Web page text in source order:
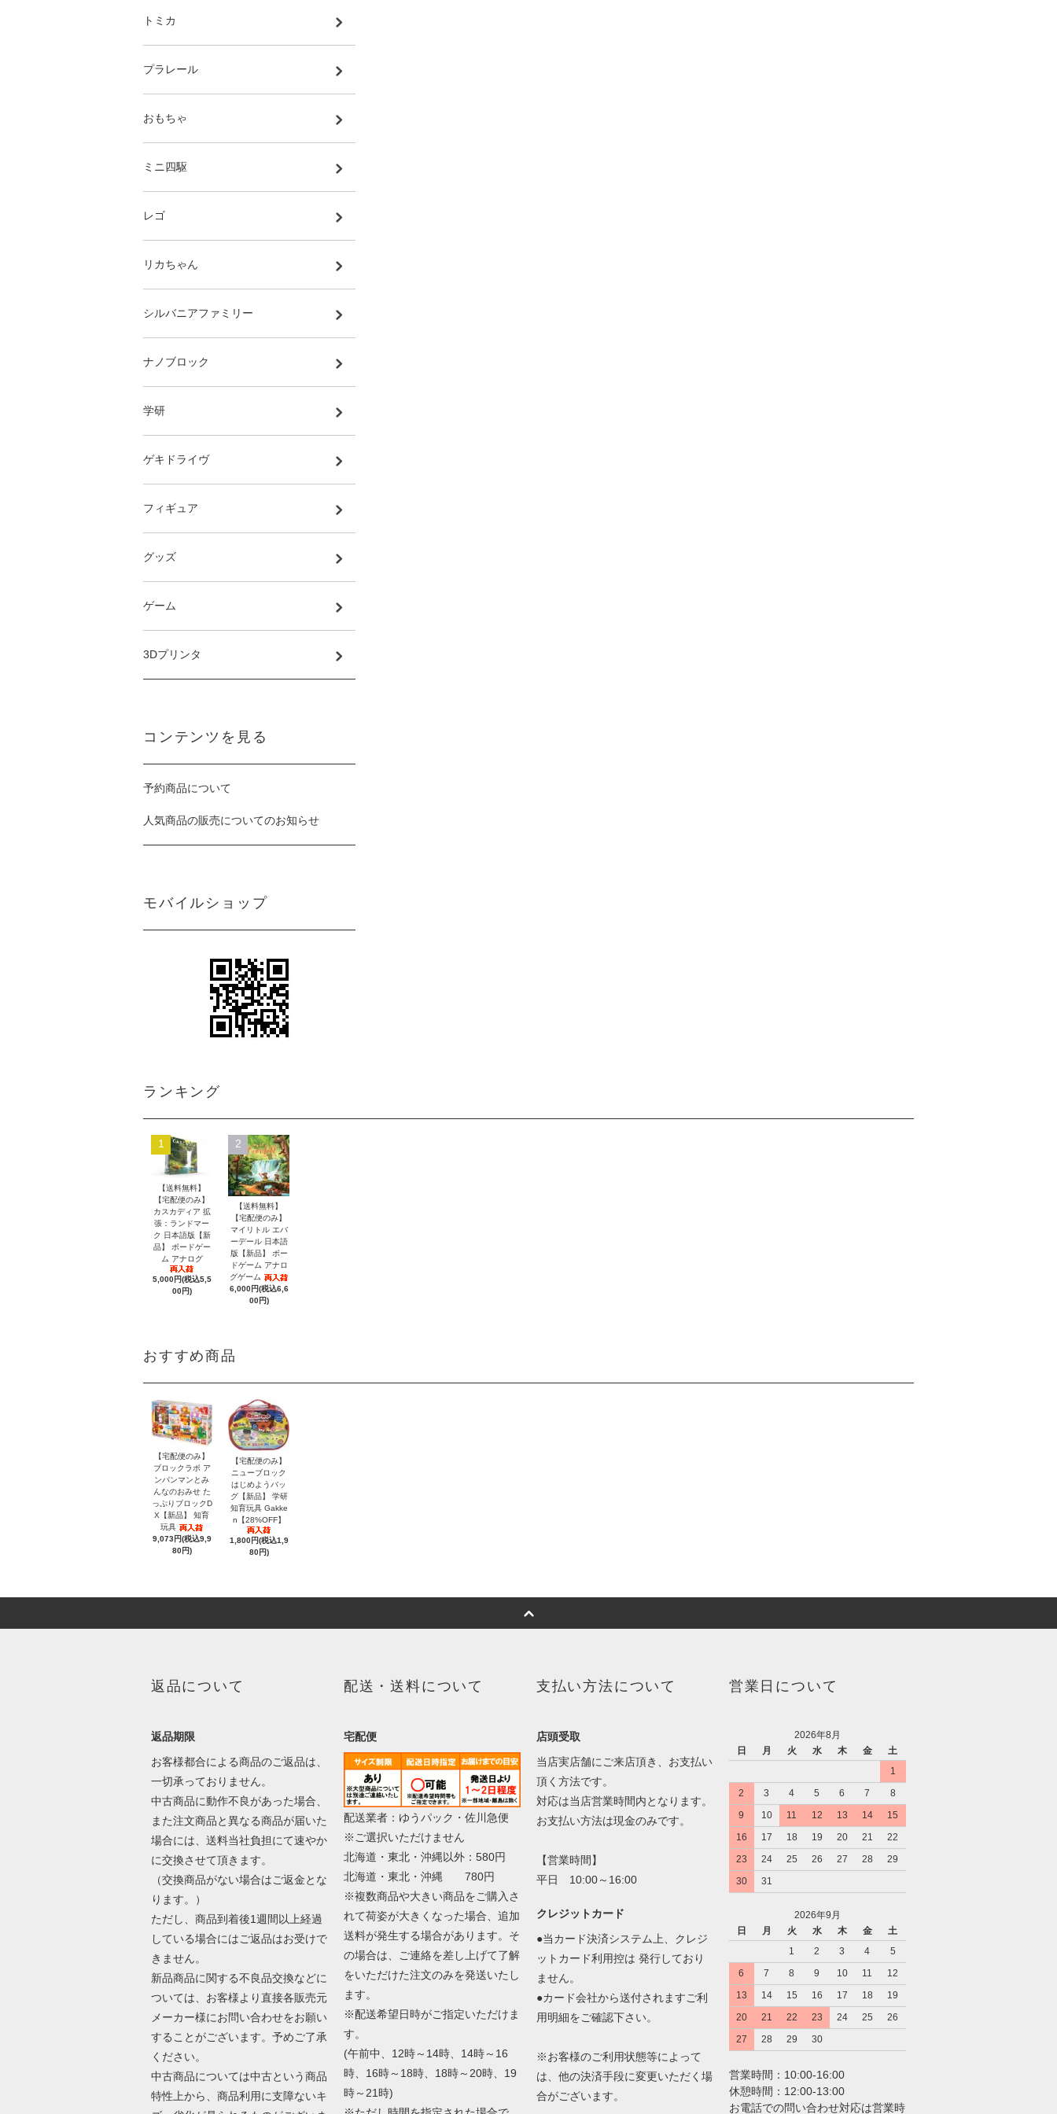
トミカ
プラレール
おもちゃ
ミニ四駆
レゴ
リカちゃん
シルバニアファミリー
ナノブロック
学研
ゲキドライヴ
フィギュア
グッズ
ゲーム
3Dプリンタ
コンテンツを見る
予約商品について
人気商品の販売についてのお知らせ
モバイルショップ
ランキング
1
【送料無料】
【宅配便のみ】
カスカディア 拡
張：ランドマー
ク 日本語版【新
品】 ボードゲー
ム アナログ
5,000円(税込5,5
00円)
2
【送料無料】
【宅配便のみ】
マイリトル エバ
ーデール 日本語
版【新品】 ボー
ドゲーム アナロ
グゲーム
6,000円(税込6,6
00円)
おすすめ商品
【宅配便のみ】
ブロックラボ ア
ンパンマンとみ
んなのおみせ た
っぷりブロックD
X【新品】 知育
玩具
9,073円(税込9,9
80円)
【宅配便のみ】
ニューブロック
はじめようバッ
グ【新品】 学研
知育玩具 Gakke
n【28%OFF】
1,800円(税込1,9
80円)
返品について
返品期限
お客様都合による商品のご返品は、
一切承っておりません。
中古商品に動作不良があった場合、
また注文商品と異なる商品が届いた
場合には、送料当社負担にて速やか
に交換させて頂きます。
（交換商品がない場合はご返金とな
ります。）
ただし、商品到着後1週間以上経過
している場合にはご返品はお受けで
きません。
新品商品に関する不良品交換などに
ついては、お客様より直接各販売元
メーカー様にお問い合わせをお願い
することがございます。予めご了承
ください。
中古商品については中古という商品
特性上から、商品利用に支障ないキ
配送・送料について
宅配便
配送業者：ゆうパック・佐川急便
※ご選択いただけません
北海道・東北・沖縄以外：580円
北海道・東北・沖縄 780円
※複数商品や大きい商品をご購入さ
れて荷姿が大きくなった場合、追加
送料が発生する場合があります。そ
の場合は、ご連絡を差し上げて了解
をいただけた注文のみを発送いたし
ます。
※配送希望日時がご指定いただけま
す。
(午前中、12時～14時、14時～16
時、16時～18時、18時～20時、19
時～21時)
支払い方法について
店頭受取
当店実店舗にご来店頂き、お支払い
頂く方法です。
対応は当店営業時間内となります。
お支払い方法は現金のみです。
【営業時間】
平日 10:00～16:00
クレジットカード
●当カード決済システム上、クレジ
ットカード利用控は 発行しており
ません。
●カード会社から送付されますご利
用明細をご確認下さい。
※お客様のご利用状態等によって
は、他の決済手段に変更いただく場
合がございます。
営業日について
2026年8月
日
月 火 水 木 金
土
1
2
3 4 5 6 7
8
9
10 11 12 13 14
15
16
17 18 19 20 21
22
23
24 25 26 27 28
29
30
31
2026年9月
日
月 火 水 木 金
土
1
2 3 4
5
6
7 8 9 10 11
12
13
14 15 16 17 18
19
20
21 22 23 24 25
26
27
28 29 30
営業時間：10:00-16:00
休憩時間：12:00-13:00
お電話での問い合わせ対応は営業時